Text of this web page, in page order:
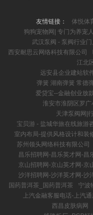
友情链接： 体悦体
狗狗宠物网| 专门为养宠
武汉泵阀 - 泵阀行业
西安耐思云网络科技有限公司
江北
远安县企业建站软
弹簧 湖南弹簧 常德
爱贷宝--金融创业放
淮安市淮阴区罗广
天津泵阀网|
宝贝游 - 盐城华旅在线旅游
室内布局-提供风格设计和装
苏州领头网络科技有限公司
昌乐招聘网-昌乐英才网-昌
京山招聘网-京山英才网-京
沙洋招聘网-沙洋英才网-沙
国药普洱茶_国药普洱茶
宁波
上汽金融客服电话-上汽
西昌皮肤病网